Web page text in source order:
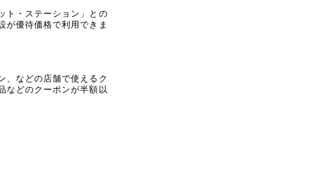
ト・ステーション」との
が優待価格で利用できま
、などの店舗で使えるク
などのクーポンが半額以